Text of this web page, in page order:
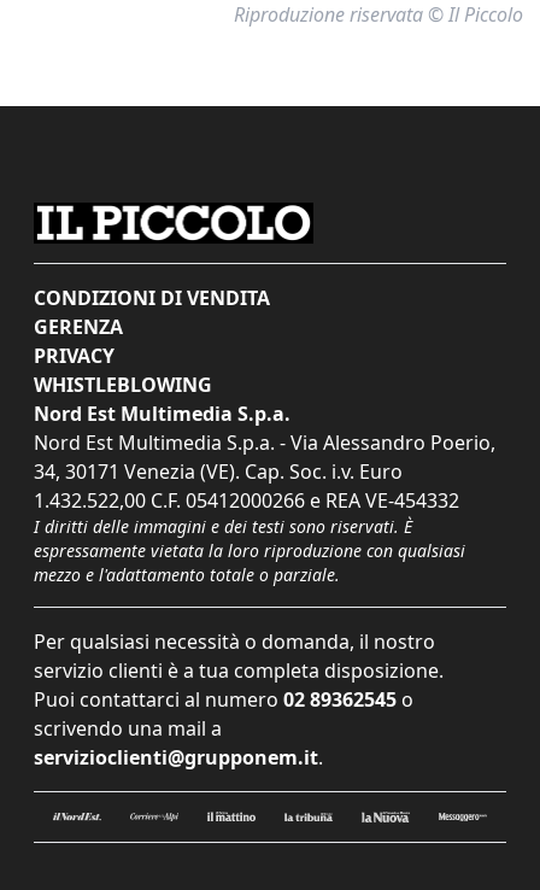
Riproduzione riservata © Il Piccolo
CONDIZIONI DI VENDITA
GERENZA
PRIVACY
WHISTLEBLOWING
Nord Est Multimedia S.p.a.
Nord Est Multimedia S.p.a. - Via Alessandro Poerio,
34, 30171 Venezia (VE). Cap. Soc. i.v. Euro
1.432.522,00 C.F. 05412000266 e REA VE-454332
I diritti delle immagini e dei testi sono riservati. È
espressamente vietata la loro riproduzione con qualsiasi
mezzo e l'adattamento totale o parziale.
Per qualsiasi necessità o domanda, il nostro
servizio clienti è a tua completa disposizione.
Puoi contattarci al numero 02 89362545 o
scrivendo una mail a
servizioclienti@grupponem.it.